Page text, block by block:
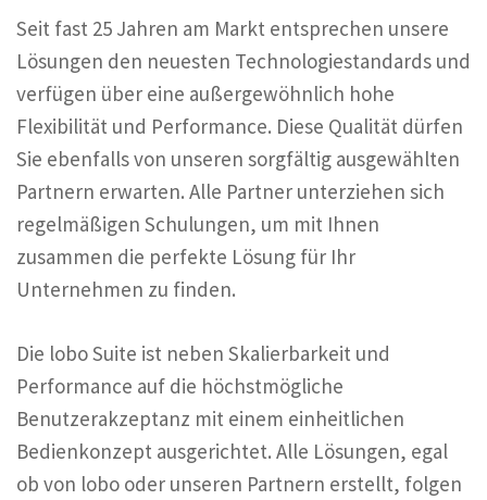
Seit fast 25 Jahren am Markt entsprechen unsere
Lösungen den neuesten Technologiestandards und
verfügen über eine außergewöhnlich hohe
Flexibilität und Performance. Diese Qualität dürfen
Sie ebenfalls von unseren sorgfältig ausgewählten
Partnern erwarten. Alle Partner unterziehen sich
regelmäßigen Schulungen, um mit Ihnen
zusammen die perfekte Lösung für Ihr
Unternehmen zu finden.
Die lobo Suite ist neben Skalierbarkeit und
Performance auf die höchstmögliche
Benutzerakzeptanz mit einem einheitlichen
Bedienkonzept ausgerichtet. Alle Lösungen, egal
ob von lobo oder unseren Partnern erstellt, folgen